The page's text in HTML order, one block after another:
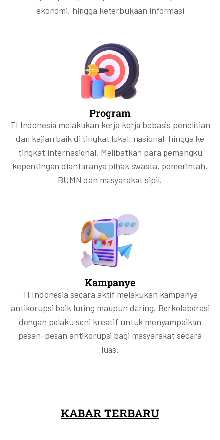
ekonomi, hingga keterbukaan informasi
Program
TI Indonesia melakukan kerja kerja bebasis penelitian
dan kajian baik di tingkat lokal, nasional, hingga ke
tingkat internasional. Melibatkan para pemangku
kepentingan diantaranya pihak swasta, pemerintah,
BUMN dan masyarakat sipil.
Kampanye
TI Indonesia secara aktif melakukan kampanye
antikorupsi baik luring maupun daring. Berkolaborasi
dengan pelaku seni kreatif untuk menyampaikan
pesan-pesan antikorupsi bagi masyarakat secara
luas.
KABAR TERBARU